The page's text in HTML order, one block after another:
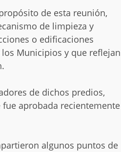
de esta reunión,
de limpieza y
o edificaciones
Municipios y que reflejan
de dichos predios,
aprobada recientemente
algunos puntos de